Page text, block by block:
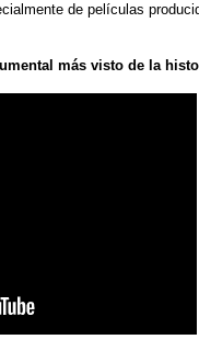
de películas
más visto de la